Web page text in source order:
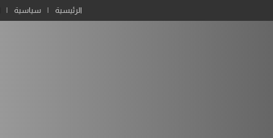
الرئيسية سياسية